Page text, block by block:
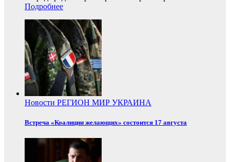
Подробнее
Новости РЕГИОН МИР УКРАИНА
Встреча «Коалиции желающих» состоится 17 августа